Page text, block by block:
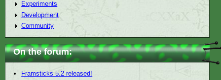
Experiments
Development
Community
On the forum:
Framsticks 5.2 released!